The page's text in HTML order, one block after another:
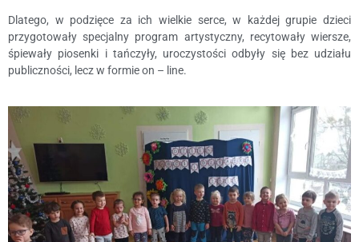
Dlatego, w podzięce za ich wielkie serce, w każdej grupie dzieci
przygotowały specjalny program artystyczny, recytowały wiersze,
śpiewały piosenki i tańczyły, uroczystości odbyły się bez udziału
publiczności, lecz w formie on – line.